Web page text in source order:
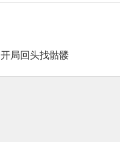
局回头找骷髅